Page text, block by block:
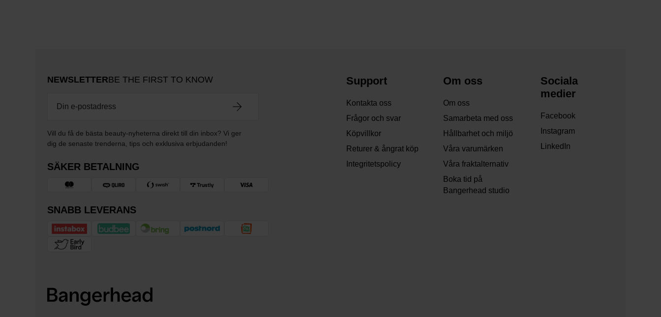
NEWSLETTERBE THE FIRST TO KNOW
Vill du få de bästa beauty-nyheterna direkt till din inbox? Vi ger
dig de senaste trenderna, tips och exklusiva erbjudanden!
SÄKER BETALNING
SNABB LEVERANS
Support
Kontakta oss
Frågor och svar
Köpvillkor
Returer & ångrat köp
Integritetspolicy
Om oss
Om oss
Samarbeta med oss
Hållbarhet och miljö
Våra varumärken
Våra fraktalternativ
Boka tid på
Bangerhead studio
Sociala
medier
Facebook
Instagram
LinkedIn